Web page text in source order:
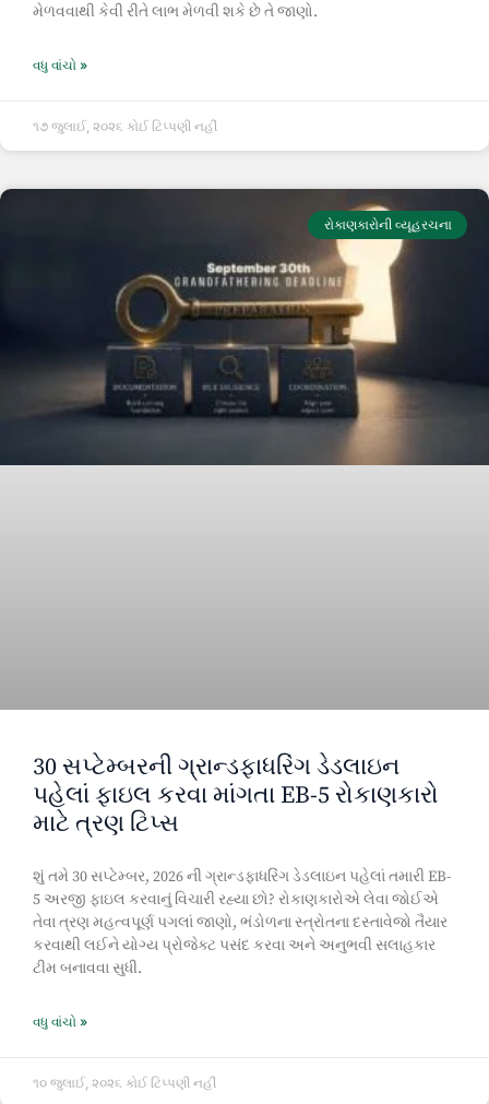
મેળવવાથી કેવી રીતે લાભ મેળવી શકે છે તે જાણો.
વધુ વાંચો »
૧૭ જુલાઈ, ૨૦૨૬ કોઈ ટિપ્પણી નહીં
રોકાણકારોની વ્યૂહરચના
30 સપ્ટેમ્બરની ગ્રાન્ડફાધરિંગ ડેડલાઇન
પહેલાં ફાઇલ કરવા માંગતા EB-5 રોકાણકારો
માટે ત્રણ ટિપ્સ
શું તમે 30 સપ્ટેમ્બર, 2026 ની ગ્રાન્ડફાધરિંગ ડેડલાઇન પહેલાં તમારી EB-
5 અરજી ફાઇલ કરવાનું વિચારી રહ્યા છો? રોકાણકારોએ લેવા જોઈએ
તેવા ત્રણ મહત્વપૂર્ણ પગલાં જાણો, ભંડોળના સ્ત્રોતના દસ્તાવેજો તૈયાર
કરવાથી લઈને યોગ્ય પ્રોજેક્ટ પસંદ કરવા અને અનુભવી સલાહકાર
ટીમ બનાવવા સુધી.
વધુ વાંચો »
૧૦ જુલાઈ, ૨૦૨૬ કોઈ ટિપ્પણી નહીં